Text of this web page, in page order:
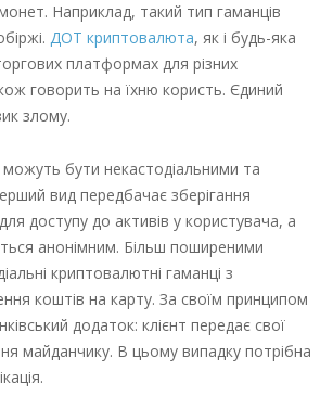
Наприклад, такий тип гаманців
ДОТ криптовалюта, як і будь-яка
платформах для різних
говорить на їхню користь. Єдиний
злому.
можуть бути некастодіальними та
вид передбачає зберігання
доступу до активів у користувача, а
анонімним. Більш поширеними
криптовалютні гаманці з
коштів на карту. За своїм принципом
додаток: клієнт передає свої
майданчику. В цьому випадку потрібна